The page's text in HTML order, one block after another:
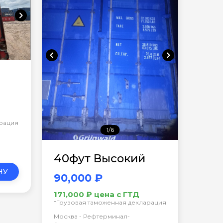
chevron_right
chevron_left chevron_right
1/6
40фут Высокий
90,000 ₽
171,000 ₽ цена с ГТД
*Грузовая таможенная декларация
Москва - Рефтерминал-